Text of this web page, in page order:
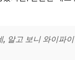
, 알고 보니 와이파이